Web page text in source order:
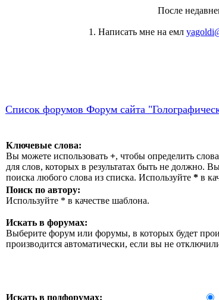
После
1. Написать мне на емл
Список форумов Форум сайта
Ключевые слова:
Вы можете использовать +, чтобы определить
для слов, которых в результатах быть не должно.
поиска любого слова из списка. Используйте * в
Поиск по автору:
Используйте * в качестве шаблона.
Искать в форумах:
Выберите форум или форумы, в которых будет
производится автоматически, если вы не
Искать в подфорумах: